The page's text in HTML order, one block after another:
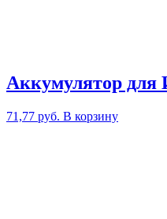
Аккумулятор
71,77 руб. В корзину